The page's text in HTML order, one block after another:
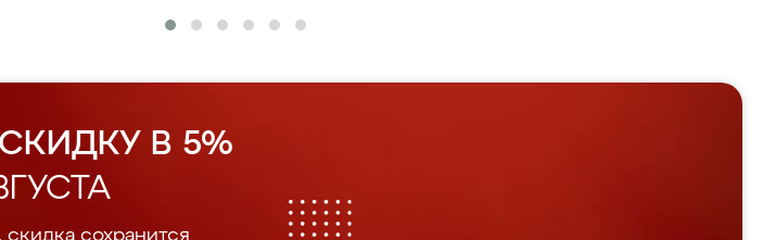
В 5%
скидка сохранится.